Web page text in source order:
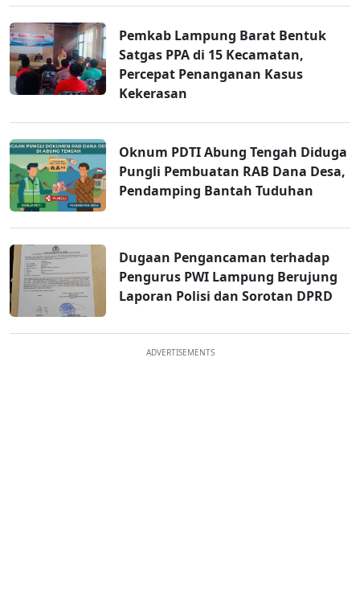
Pemkab Lampung Barat Bentuk
Satgas PPA di 15 Kecamatan,
Percepat Penanganan Kasus
Kekerasan
Oknum PDTI Abung Tengah Diduga
Pungli Pembuatan RAB Dana Desa,
Pendamping Bantah Tuduhan
Dugaan Pengancaman terhadap
Pengurus PWI Lampung Berujung
Laporan Polisi dan Sorotan DPRD
ADVERTISEMENTS